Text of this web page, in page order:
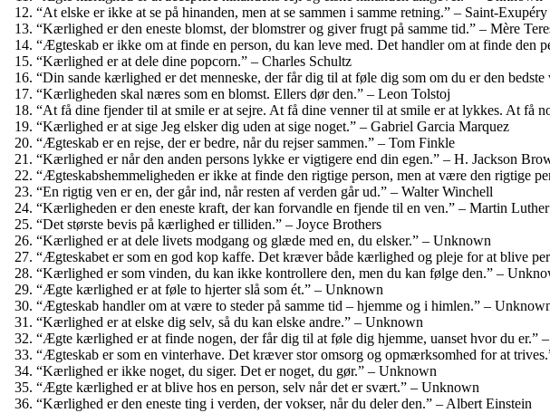
“At elske er ikke at se på hinanden, men at se sammen i samme retning.” – Saint-Exupéry
“Kærlighed er den eneste blomst, der blomstrer og giver frugt på samme tid.” – Mère
“Ægteskab er ikke om at finde en person, du kan leve med. Det handler om at finde den
“Kærlighed er at dele dine popcorn.” – Charles Schultz
“Din sande kærlighed er det menneske, der får dig til at føle dig som om du er den
“Kærligheden skal næres som en blomst. Ellers dør den.” – Leon Tolstoj
“At få dine fjender til at smile er at sejre. At få dine venner til at smile er at lykkes. At få
“Kærlighed er at sige Jeg elsker dig uden at sige noget.” – Gabriel Garcia Marquez
“Ægteskab er en rejse, der er bedre, når du rejser sammen.” – Tom Finkle
“Kærlighed er når den anden persons lykke er vigtigere end din egen.” – H. Jackson
“Ægteskabshemmeligheden er ikke at finde den rigtige person, men at være den rigtige
“En rigtig ven er en, der går ind, når resten af verden går ud.” – Walter Winchell
“Kærligheden er den eneste kraft, der kan forvandle en fjende til en ven.” – Martin
“Det største bevis på kærlighed er tilliden.” – Joyce Brothers
“Kærlighed er at dele livets modgang og glæde med en, du elsker.” – Unknown
“Ægteskabet er som en god kop kaffe. Det kræver både kærlighed og pleje for at blive
“Kærlighed er som vinden, du kan ikke kontrollere den, men du kan følge den.” –
“Ægte kærlighed er at føle to hjerter slå som ét.” – Unknown
“Ægteskab handler om at være to steder på samme tid – hjemme og i himlen.” –
“Kærlighed er at elske dig selv, så du kan elske andre.” – Unknown
“Ægte kærlighed er at finde nogen, der får dig til at føle dig hjemme, uanset hvor du er.”
“Ægteskab er som en vinterhave. Det kræver stor omsorg og opmærksomhed for at
“Kærlighed er ikke noget, du siger. Det er noget, du gør.” – Unknown
“Ægte kærlighed er at blive hos en person, selv når det er svært.” – Unknown
“Kærlighed er den eneste ting i verden, der vokser, når du deler den.” – Albert Einstein